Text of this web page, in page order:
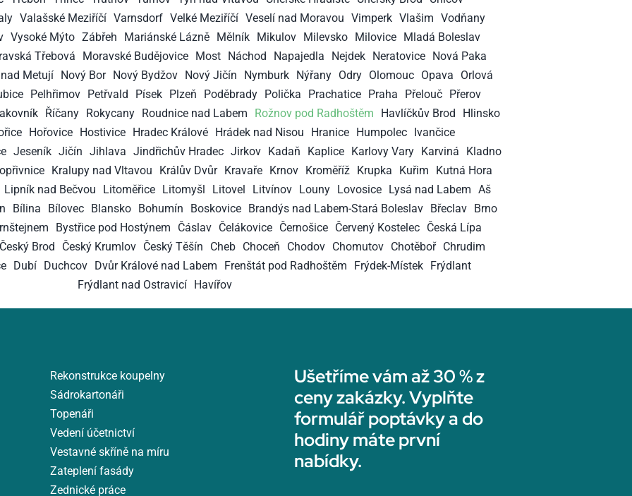
Valašské Meziříčí Varnsdorf Velké Meziříčí Veselí nad Moravou Vimperk Vlašim Vodňany
Vysoké Mýto Zábřeh Mariánské Lázně Mělník Mikulov Milevsko Milovice
Mladá Boleslav
Třebová Moravské Budějovice Most Náchod Napajedla Nejdek Neratovice
Nová Paka
Metují Nový Bor Nový Bydžov Nový Jičín Nymburk Nýřany Odry Olomouc Opava
Orlová
Pelhřimov Petřvald Písek Plzeň Poděbrady Polička Prachatice Praha Přelouč Přerov
Říčany Rokycany Roudnice nad Labem Rožnov pod Radhoštěm Havlíčkův Brod
Hlinsko
Hořovice Hostivice Hradec Králové Hrádek nad Nisou Hranice Humpolec
Ivančice
Jeseník Jičín Jihlava Jindřichův Hradec Jirkov Kadaň Kaplice Karlovy Vary Karviná
Kladno
Kralupy nad Vltavou Králův Dvůr Kravaře Krnov Kroměříž Krupka Kuřim
Kutná Hora
Lipník nad Bečvou Litoměřice Litomyšl Litovel Litvínov Louny Lovosice Lysá nad Labem Aš
Bílina Bílovec Blansko Bohumín Boskovice Brandýs nad Labem-Stará Boleslav Břeclav
Brno
Bystřice pod Hostýnem Čáslav Čelákovice Černošice Červený Kostelec Česká Lípa
Český Brod Český Krumlov Český Těšín Cheb Choceň Chodov Chomutov Chotěboř
Chrudim
Dubí Duchcov Dvůr Králové nad Labem Frenštát pod Radhoštěm Frýdek-Místek Frýdlant
Frýdlant nad Ostravicí
Havířov
Rekonstrukce koupelny
Sádrokartonáři
Topenáři
Vedení účetnictví
Vestavné skříně na míru
Zateplení fasády
Zednické práce
Ušetříme vám až 30 % z
ceny zakázky. Vyplňte
formulář poptávky a do
hodiny máte první
nabídky.